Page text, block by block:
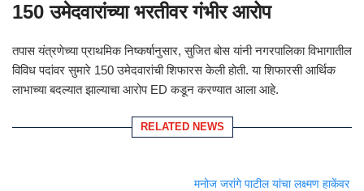
150 उमेदवारांच्या भरतीवर गंभीर आरोप
तपास यंत्रणेच्या प्राथमिक निष्कर्षानुसार, सुजित बोस यांनी नगरपालिका विभागातील
विविध पदांवर सुमारे 150 उमेदवारांची शिफारस केली होती. या शिफारसी आर्थिक
लाभाच्या बदल्यात झाल्याचा आरोप ED कडून करण्यात आला आहे.
RELATED NEWS
मनोज जरांगे पाटील यांचा लक्ष्मण हाकेंवर